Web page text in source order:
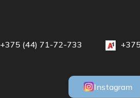
+375 (44) 71-72-733
Instagram